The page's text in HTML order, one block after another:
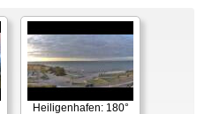
Heiligenhafen: 180°